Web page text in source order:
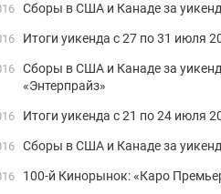
Сборы в США и Канаде за уикенд
Итоги уикенда с 27 по 31 июля
Сборы в США и Канаде за
«Энтерпрайз»
Итоги уикенда с 21 по 24 июля
Сборы в США и Канаде за
100-й Кинорынок: «Каро